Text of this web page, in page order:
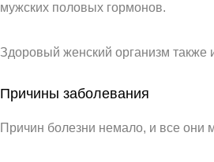
мужских половых гормонов.
Здоровый женский организм также
Причины заболевания
Причин болезни немало, и все они